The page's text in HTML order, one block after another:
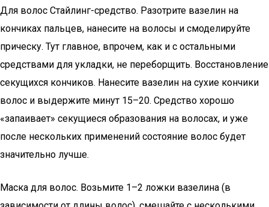
Для волос Стайлинг-средство. Разотрите вазелин на
кончиках пальцев, нанесите на волосы и смоделируйте
прическу. Тут главное, впрочем, как и с остальными
средствами для укладки, не переборщить. Восстановление
секущихся кончиков. Нанесите вазелин на сухие кончики
волос и выдержите минут 15–20. Средство хорошо
«запаивает» секущиеся образования на волосах, и уже
после нескольких применений состояние волос будет
значительно лучше.
Маска для волос. Возьмите 1–2 ложки вазелина (в